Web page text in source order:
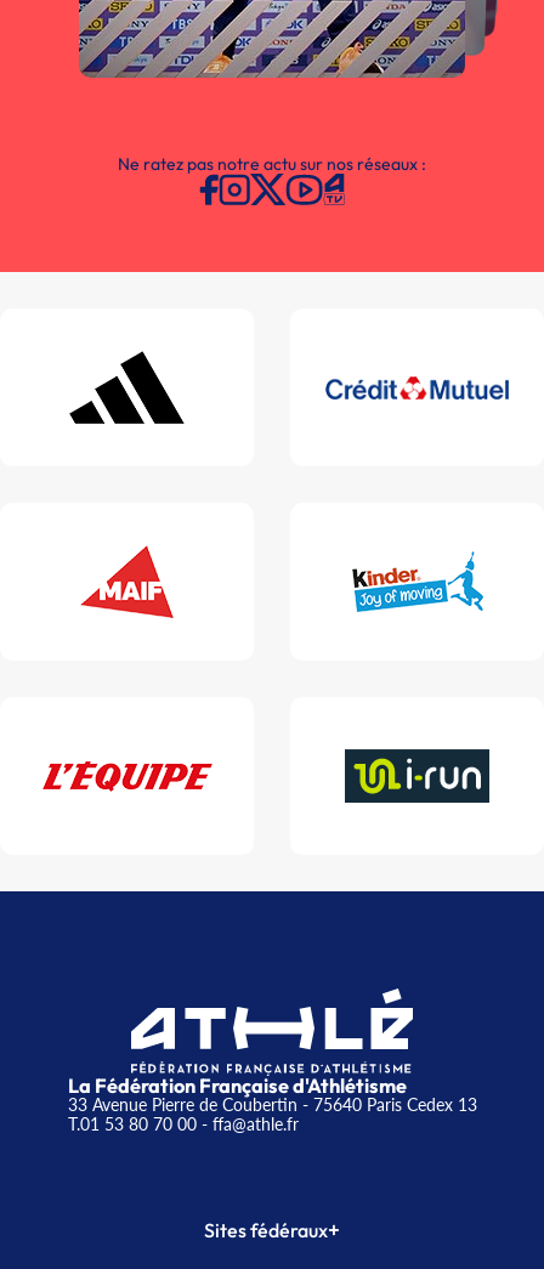
Ne ratez pas notre actu sur nos réseaux :
La Fédération Française d'Athlétisme
33 Avenue Pierre de Coubertin - 75640 Paris Cedex 13
T.01 53 80 70 00- ffa@athle.fr
Sites fédéraux+